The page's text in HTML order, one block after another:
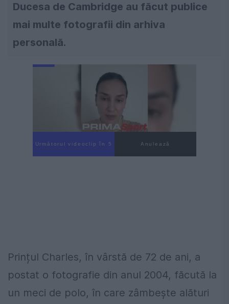
Ducesa de Cambridge au făcut publice
mai multe fotografii din arhiva
personală.
Următorul videoclip în 4 Anulează
Prințul Charles, în vârstă de 72 de ani, a
postat o fotografie din anul 2004, făcută la
un meci de polo, în care zâmbește alături